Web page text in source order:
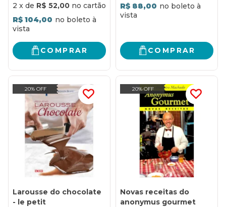
2 x de R$ 52,00
R$ 104,00
COMPRAR
R$ 88,00
COMPRAR
20% OFF
Larousse do chocolate
- le petit
20% OFF
Novas receitas do
anonymus gourmet